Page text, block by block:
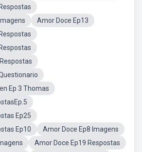
Amor Doce Ep13
Ep 3 Thomas
Ep25
Ep10
Amor Doce Ep8 Imagens
Amor Doce Ep19 Respostas